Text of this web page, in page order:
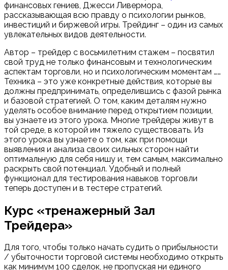
финансовых гениев, Джесси Ливермора,
рассказывающая всю правду о психологии рынков,
инвестиций и биржевой игры. Трейдинг – один из самых
увлекательных видов деятельности.
Автор – трейдер с восьмилетним стажем – посвятил
свой труд не только финансовым и технологическим
аспектам торговли, но и психологическим моментам ……
Техника – это уже конкретные действия, которые вы
должны предпринимать, определившись с фазой рынка
и базовой стратегией. О том, каким деталям нужно
уделять особое внимание перед открытием позиции,
вы узнаете из этого урока. Многие трейдеры живут в
той среде, в которой им тяжело существовать. Из
этого урока вы узнаете о том, как при помощи
выявления и анализа своих сильных сторон найти
оптимальную для себя нишу и, тем самым, максимально
раскрыть свой потенциал. Удобный и полный
функционал для тестирования навыков торговли
теперь доступен и в тестере стратегий.
Курс «тренажерный Зал
Трейдера»
Для того, чтобы только начать судить о прибыльности
/ убыточности торговой системы необходимо открыть
как минимум 100 сделок, не пропуская ни единого